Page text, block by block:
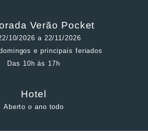
Verão Pocket
10/2026 a 22/11/2026
e principais feriados
Das 10h às 17h
Hotel
Aberto o ano todo